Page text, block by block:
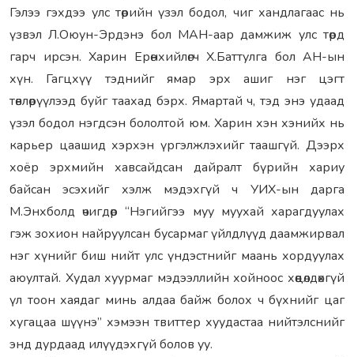
Гэлээ гэхдээ улс төрийн үзэл бодол, чиг хандлагаас нь
үзвэл Л.Оюун-Эрдэнэ бол МАН-аар дамжиж улс төрд
гарч ирсэн. Харин Ерөнхийлөгч Х.Баттулга бол АН-ын
хүн. Гагцхүү тэднийг ямар эрх ашиг нэг цэгт
төвлөрүүлээд буйг таахад бэрх. Ямартай ч, тэд энэ удаад
үзэл бодол нэгдсэн бололтой юм. Харин хэн хэнийх нь
карьер цаашид хэрхэн үргэлжлэхийг таашгүй. Дээрх
хоёр эрхмийн хавсайдсан дайралт бүрийн хариу
байсан эсэхийг хэлж мэдэхгүй ч УИХ-ын дарга
М.Энхболд өчигдөр “Нэгийгээ муу муухай харагдуулах
гэж зохион найруулсан бусармаг үйлдлүүд даамжирвал
нэг хүнийг биш нийт улс үндэстнийг маань хордуулах
аюултай. Худал хуурмаг мэдээллийн хойноос хөөцөлдөхгүй
үл тоон хаядаг минь алдаа байж болох ч бүхнийг цаг
хугацаа шүүнэ” хэмээн твиттер хуудастаа нийтэлснийг
энд дурдаад илүүдэхгүй болов уу.